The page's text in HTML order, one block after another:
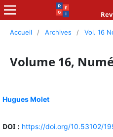
Accueil / Archives / Vol. 16
Volume 16,
Hugues Molet
DOI : https://doi.org/10.53102/